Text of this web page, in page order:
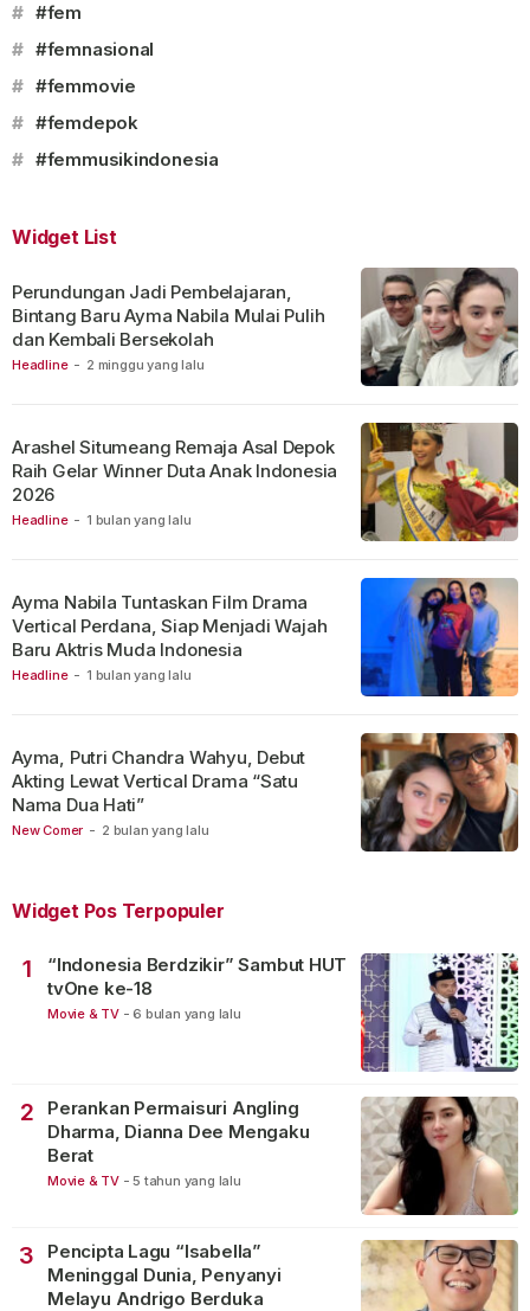
# #fem
# #femnasional
# #femmovie
# #femdepok
# #femmusikindonesia
Widget List
Headline - 2 minggu yang lalu
Perundungan Jadi Pembelajaran,
Bintang Baru Ayma Nabila Mulai Pulih
dan Kembali Bersekolah
Headline - 1 bulan yang lalu
Arashel Situmeang Remaja Asal Depok
Raih Gelar Winner Duta Anak Indonesia
2026
Headline - 1 bulan yang lalu
Ayma Nabila Tuntaskan Film Drama
Vertical Perdana, Siap Menjadi Wajah
Baru Aktris Muda Indonesia
New Comer - 2 bulan yang lalu
Ayma, Putri Chandra Wahyu, Debut
Akting Lewat Vertical Drama “Satu
Nama Dua Hati”
Widget Pos Terpopuler
1
“Indonesia Berdzikir” Sambut HUT
tvOne ke-18
Movie & TV - 6 bulan yang lalu
2
Perankan Permaisuri Angling
Dharma, Dianna Dee Mengaku
Berat
Movie & TV - 5 tahun yang lalu
3
Pencipta Lagu “Isabella”
Meninggal Dunia, Penyanyi
Melayu Andrigo Berduka